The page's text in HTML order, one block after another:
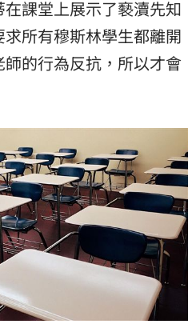
在課堂上展示了褻瀆先知
所有穆斯林學生都離開
的行為反抗，所以才會